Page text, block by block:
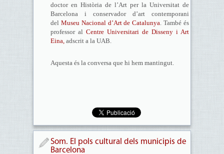
doctor en Història de l’Art per la Universitat de
Barcelona i conservador d’art contemporani
del Museu Nacional d’Art de Catalunya. També és
professor al Centre Universitari de Disseny i Art
Eina,adscrit a la UAB.
Aquesta és la conversa que hi hem mantingut.
Som. El pols cultural dels municipis de
Barcelona